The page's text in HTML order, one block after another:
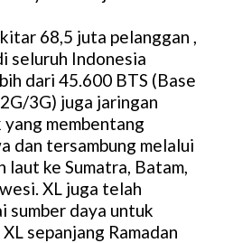
68,5 juta pelanggan ,
seluruh Indonesia
dari 45.600 BTS (Base
3G) juga jaringan
membentang
dan tersambung melalui
laut ke Sumatra, Batam,
XL juga telah
sumber daya untuk
sepanjang Ramadan